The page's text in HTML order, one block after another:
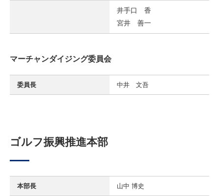
井手口 香
宮井 善一
マーチャンダイジング委員会
委員長 中井 文吾
ゴルフ振興推進本部
本部長 山中 博史